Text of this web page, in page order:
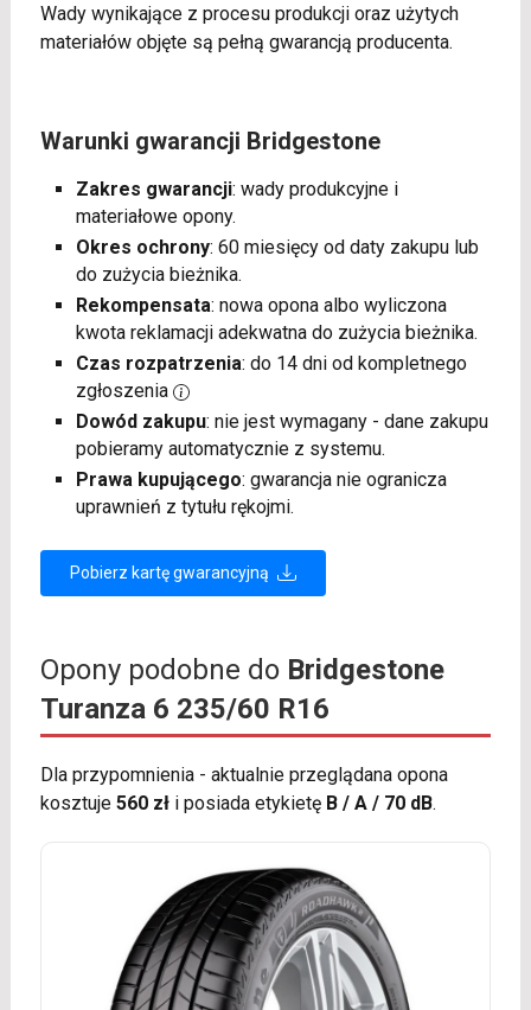
Wady wynikające z procesu produkcji oraz użytych
materiałów objęte są pełną gwarancją producenta.
Warunki gwarancji Bridgestone
Zakres gwarancji: wady produkcyjne i
materiałowe opony.
Okres ochrony: 60 miesięcy od daty zakupu lub
do zużycia bieżnika.
Rekompensata: nowa opona albo wyliczona
kwota reklamacji adekwatna do zużycia bieżnika.
Czas rozpatrzenia: do 14 dni od kompletnego
zgłoszenia
Dowód zakupu: nie jest wymagany - dane zakupu
pobieramy automatycznie z systemu.
Prawa kupującego: gwarancja nie ogranicza
uprawnień z tytułu rękojmi.
Pobierz kartę gwarancyjną
Opony podobne do Bridgestone
Turanza 6 235/60 R16
Dla przypomnienia - aktualnie przeglądana opona
kosztuje 560 złi posiada etykietę B / A / 70 dB.